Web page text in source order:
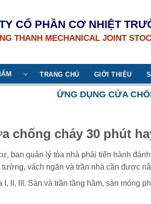
CỔ PHẦN CƠ NHIỆT
THANH MECHANICAL JOINT
TRANG CHỦ GIỚI THIỆU
ỨNG DỤNG CỬA
chống cháy 30 phút
ban quản lý tòa nhà phải tiến hành
vách ngăn và trần nhà cần được
I, II, III. Sàn và trần tầng hầm, sàn móng